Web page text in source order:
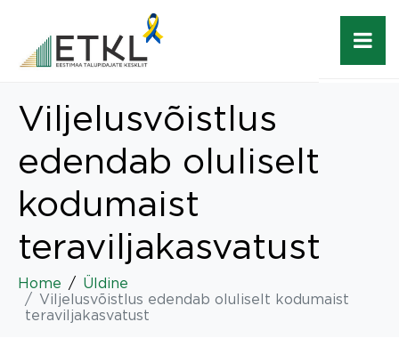
Viljelusvõistlus
edendab oluliselt
kodumaist
teraviljakasvatust
Home
Üldine
Viljelusvõistlus edendab oluliselt kodumaist
teraviljakasvatust